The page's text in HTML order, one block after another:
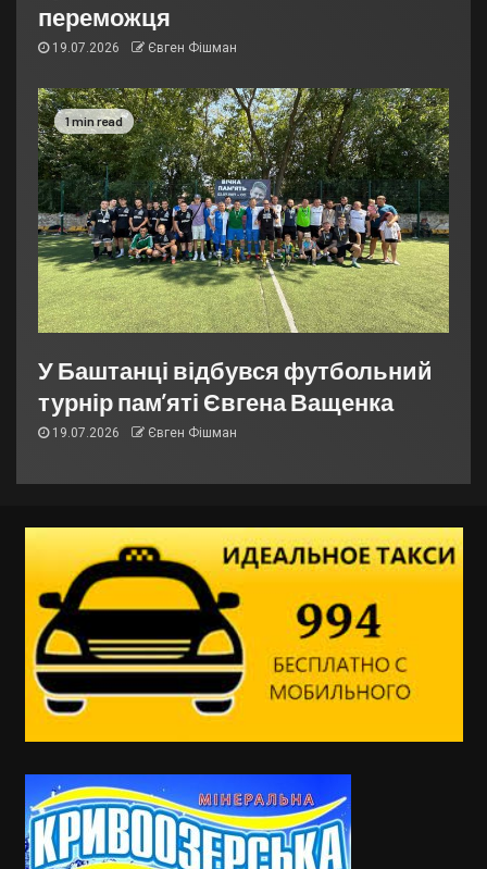
переможця
19.07.2026 Євген Фішман
1 min read
У Баштанці відбувся футбольний
турнір пам’яті Євгена Ващенка
19.07.2026 Євген Фішман